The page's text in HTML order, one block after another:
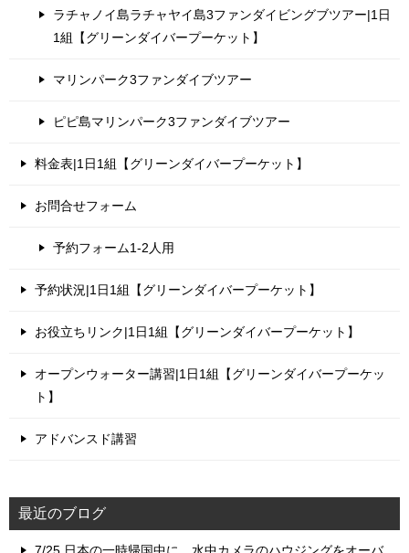
ラチャノイ島ラチャヤイ島3ファンダイビングブツアー|1日
1組【グリーンダイバープーケット】
マリンパーク3ファンダイブツアー
ピピ島マリンパーク3ファンダイブツアー
料金表|1日1組【グリーンダイバープーケット】
お問合せフォーム
予約フォーム1-2人用
予約状況|1日1組【グリーンダイバープーケット】
お役立ちリンク|1日1組【グリーンダイバープーケット】
オープンウォーター講習|1日1組【グリーンダイバープーケッ
ト】
アドバンスド講習
最近のブログ